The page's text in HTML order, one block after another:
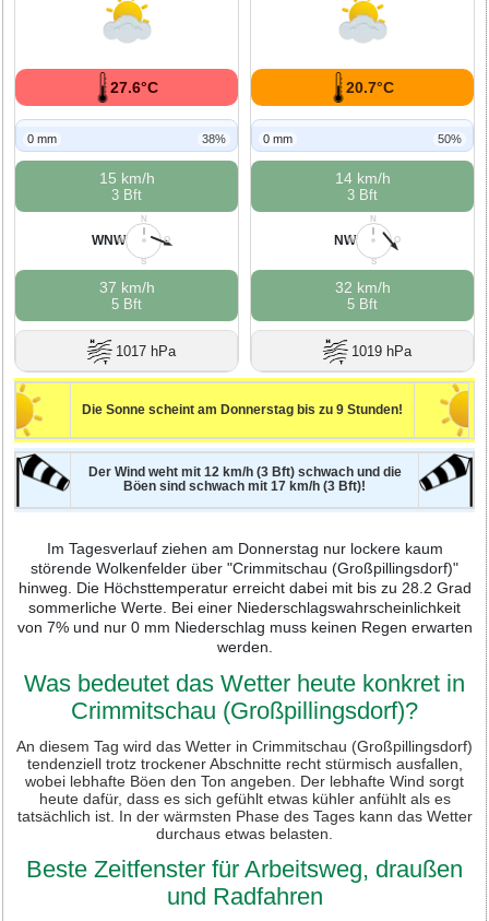
27.6°C
0 mm 38%
15 km/h
3 Bft
N
O
S
W
WNW
37 km/h
5 Bft
1017 hPa
20.7°C
0 mm 50%
14 km/h
3 Bft
N
O
S
W
NW
32 km/h
5 Bft
1019 hPa
Die Sonne scheint am Donnerstag bis zu 9 Stunden!
Der Wind weht mit 12 km/h (3 Bft) schwach und die
Böen sind schwach mit 17 km/h (3 Bft)!
Im Tagesverlauf ziehen am Donnerstag nur lockere kaum
störende Wolkenfelder über "Crimmitschau (Großpillingsdorf)"
hinweg. Die Höchsttemperatur erreicht dabei mit bis zu 28.2 Grad
sommerliche Werte. Bei einer Niederschlagswahrscheinlichkeit
von 7% und nur 0 mm Niederschlag muss keinen Regen erwarten
werden.
Was bedeutet das Wetter heute konkret in
Crimmitschau (Großpillingsdorf)?
An diesem Tag wird das Wetter in Crimmitschau (Großpillingsdorf)
tendenziell trotz trockener Abschnitte recht stürmisch ausfallen,
wobei lebhafte Böen den Ton angeben. Der lebhafte Wind sorgt
heute dafür, dass es sich gefühlt etwas kühler anfühlt als es
tatsächlich ist. In der wärmsten Phase des Tages kann das Wetter
durchaus etwas belasten.
Beste Zeitfenster für Arbeitsweg, draußen
und Radfahren